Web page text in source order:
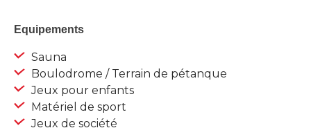
Equipements
Sauna
Boulodrome / Terrain de pétanque
Jeux pour enfants
Matériel de sport
Jeux de société